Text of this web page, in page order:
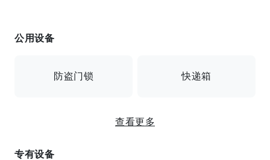
公用设备
防盗门锁 快递箱
查看更多
专有设备